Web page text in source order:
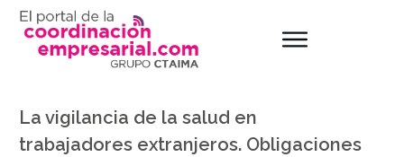
La vigilancia de la salud en
trabajadores extranjeros. Obligaciones